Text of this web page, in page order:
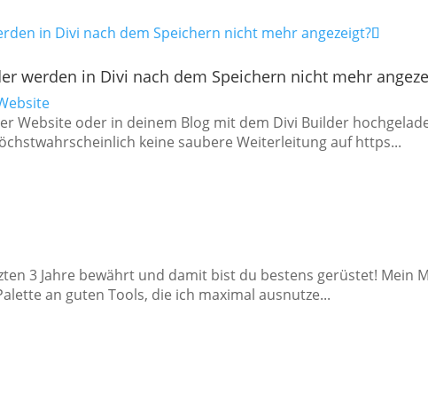
werden in Divi nach dem Speichern nicht mehr
Website oder in deinem Blog mit dem Divi Builder
keine saubere Weiterleitung auf https...
3 Jahre bewährt und damit bist du bestens gerüstet!
an guten Tools, die ich maximal ausnutze...